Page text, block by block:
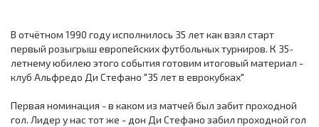
В отчётном 1990 году исполнилось 35 лет как взял старт
первый розыгрыш европейских футбольных турниров. К 35-
летнему юбилею этого события готовим итоговый материал -
клуб Альфредо Ди Стефано "35 лет в еврокубках"
Первая номинация - в каком из матчей был забит проходной
гол. Лидер у нас тот же - дон Ди Стефано забил проходной гол